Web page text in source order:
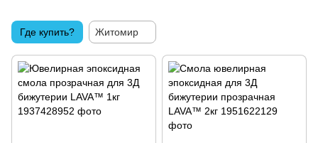
Где купить? Житомир